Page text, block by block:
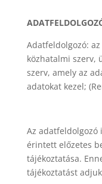
Adatfeldolgozó:
közhatalmi szerv,
szerv, amely az
adatokat kezel;
Az adatfeldolgozó
érintett előzetes
tájékoztatása.
tájékoztatást